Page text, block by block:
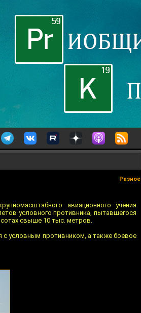
Разное
авиационного учения
условного противника, пытавшегося
свыше 10 тыс. метров.
с условным противником, а также боевое